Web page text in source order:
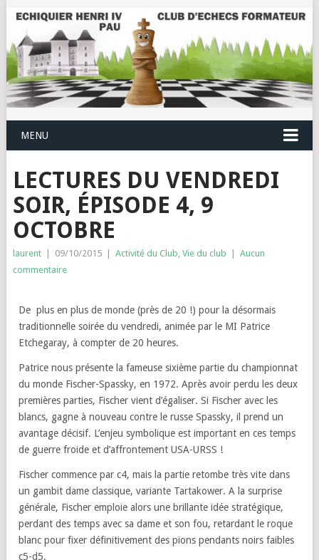
MENU
LECTURES DU VENDREDI
SOIR, ÉPISODE 4, 9
OCTOBRE
laurent 09/10/2015 Activité du Club, Vie du club
Aucun
commentaire
De plus en plus de monde (près de 20 !) pour la désormais
traditionnelle soirée du vendredi, animée par le MI Patrice
Etchegaray, à compter de 20 heures.
Patrice nous présente la fameuse sixième partie du championnat
du monde Fischer-Spassky, en 1972. Après avoir perdu les deux
premières parties, Fischer vient d’égaliser. Si Fischer avec les
blancs, gagne à nouveau contre le russe Spassky, il prend un
avantage décisif. L’enjeu symbolique est important en ces temps
de guerre froide et d’affrontement USA-URSS !
Fischer commence par c4, mais la partie retombe très vite dans
un gambit dame classique, variante Tartakower. A la surprise
générale, Fischer emploie alors une brillante idée stratégique,
perdant des temps avec sa dame et son fou, retardant le roque
blanc pour fixer définitivement des pions pendants noirs faibles
c5-d5.